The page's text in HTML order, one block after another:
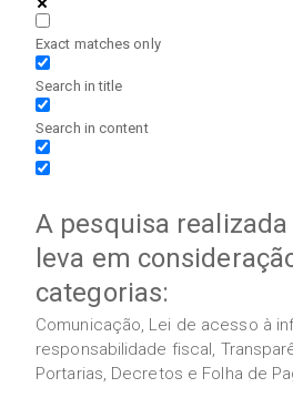
Exact matches only
Search in title
Search in content
A pesquisa
leva em
categorias:
Comunicação, Lei de acesso à
responsabilidade fiscal,
Portarias, Decretos e Folha de